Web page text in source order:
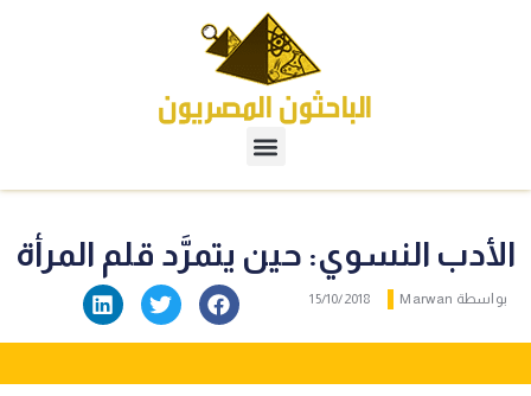
الأدب النسوي: حين يتمرَّد قلم المرأة
بواسطة 15/10/2018